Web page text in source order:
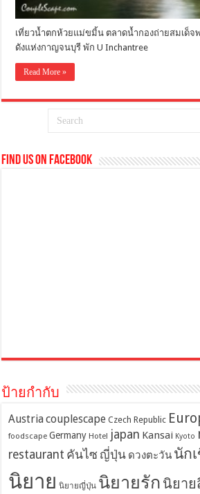
เที่ยวน้ำตกห้วยแม่ขมิ้น ตลาดน้ำกองถ่ายสมเด็จ
ดังแห่งกาญจนบุรี พัก U Inchantree
Read More »
Find us on Facebook
ป้ายกำกับ
Austriacouplescape Czech Republic
foodscape Germany Hotel japan Kansai Kyoto
restaurant คันไซ ญี่ปุ่น ดวงตะวัน นัก
นิยาย นิยายญี่ปุ่น นิยายรัก นิยา